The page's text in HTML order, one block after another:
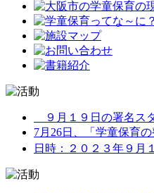
９月１９日の署名ス
7月26日、「学童保育
日時：２０２３年９月